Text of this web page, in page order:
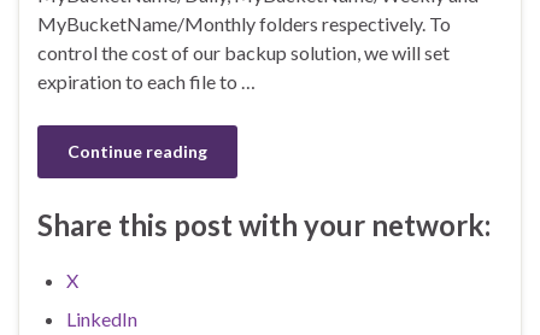
MyBucketName/Monthly folders respectively. To
control the cost of our backup solution, we will set
expiration to each file to …
Continue reading
Share this post with your network:
X
LinkedIn